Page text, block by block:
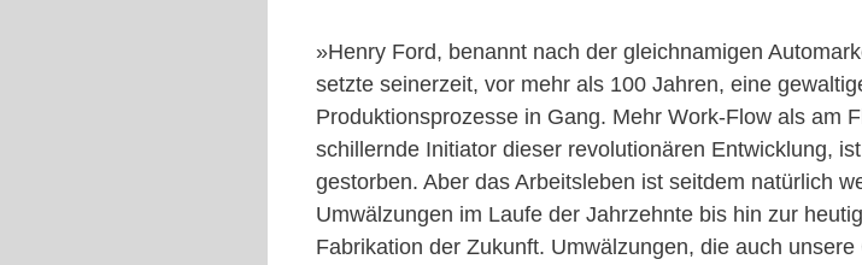
»Henry Ford, benannt nach der gleichnamigen
setzte seinerzeit, vor mehr als 100 Jahren, eine
Produktionsprozesse in Gang. Mehr Work-Flow als am
schillernde Initiator dieser revolutionären Entwicklung,
gestorben. Aber das Arbeitsleben ist seitdem natürlich
Umwälzungen im Laufe der Jahrzehnte bis hin zur
Fabrikation der Zukunft. Umwälzungen, die auch